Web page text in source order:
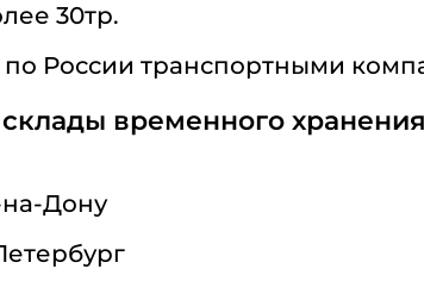
30тр.
по России транспортными
склады временного
на-Дону